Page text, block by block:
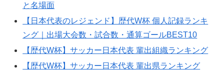
と名場面
【日本代表のレジェンド】歴代W杯 個人記録ランキ
ング｜出場大会数・試合数・通算ゴールBEST10
【歴代W杯】サッカー日本代表 輩出組織ランキング
【歴代W杯】サッカー日本代表 輩出県ランキング